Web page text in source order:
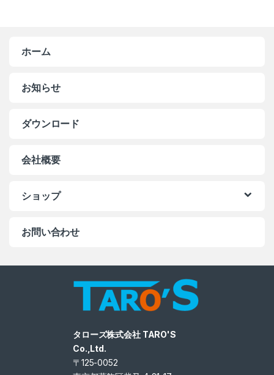
ホーム
お知らせ
ダウンロード
会社概要
ショップ
お問い合わせ
タローズ株式会社 TARO'S
Co.,Ltd.
〒125-0052